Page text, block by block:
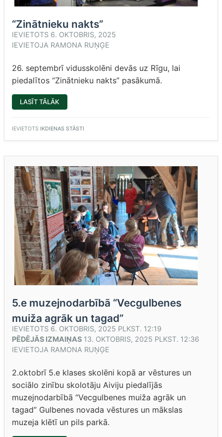
“Zinātnieku nakts”
IEVIETOTS 6. OKTOBRIS, 2025
IEVIETOJA RAMONA RUŅĢE
26. septembrī vidusskolēni devās uz Rīgu, lai
piedalītos “Zinātnieku nakts” pasākumā.
LASĪT TĀLĀK
NAKTS””
IEVIETOTS IKDIENAS STĀSTI
5.e muzejnodarbībā “Vecgulbenes
muiža agrāk un tagad”
IEVIETOTS 6. OKTOBRIS, 2025 PLKST. 12:19
PĒDĒJĀS IZMAIŅAS 13. OKTOBRIS, 2025 PLKST. 12:36
IEVIETOJA RAMONA RUŅĢE
2.oktobrī 5.e klases skolēni kopā ar vēstures un
sociālo zinību skolotāju Aiviju piedalījās
muzejnodarbībā “Vecgulbenes muiža agrāk un
tagad” Gulbenes novada vēstures un mākslas
muzeja klētī un pils parkā.